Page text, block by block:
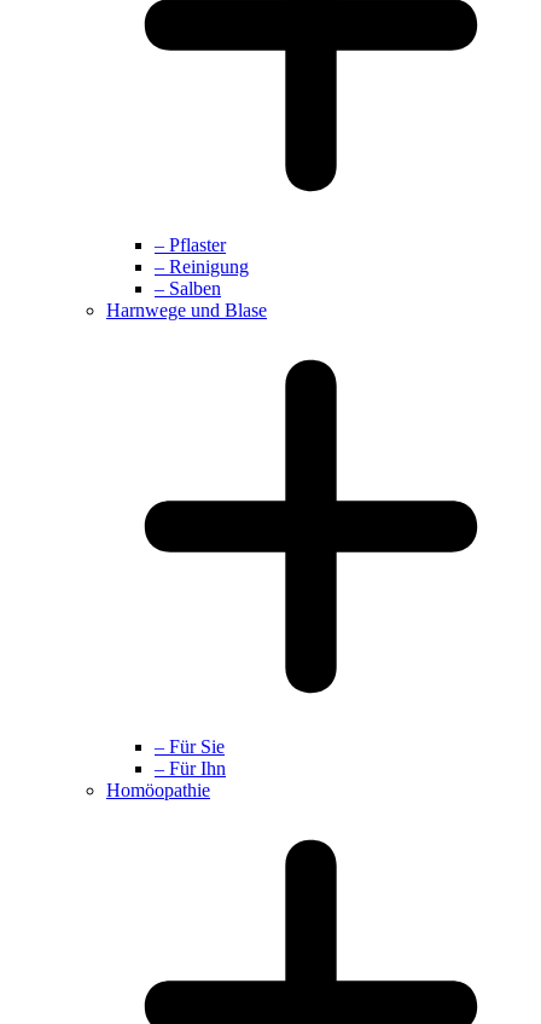
– Pflaster
– Reinigung
– Salben
Harnwege und Blase
– Für Sie
– Für Ihn
Homöopathie